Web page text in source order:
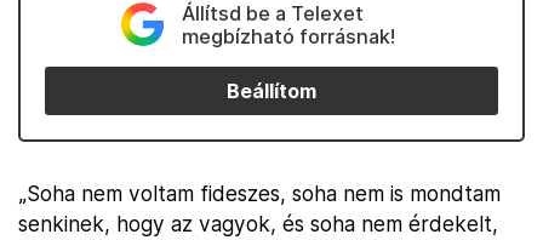
Állítsd be a Telexet
megbízható forrásnak!
Beállítom
„Soha nem voltam fideszes, soha nem is mondtam
senkinek, hogy az vagyok, és soha nem érdekelt,